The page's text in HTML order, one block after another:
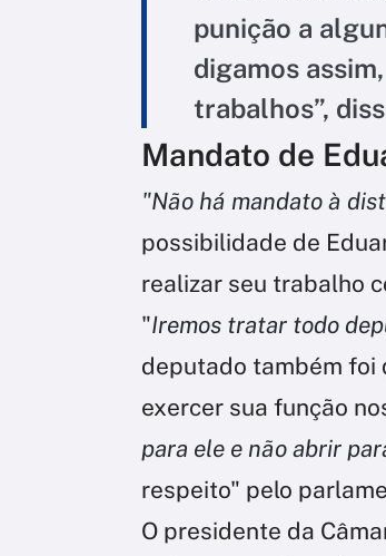
punição a
digamos
trabalhos”,
Mandato de
"Não há mandato à
possibilidade de
realizar seu trabalho
"Iremos tratar todo
deputado também foi
exercer sua função
para ele e não abrir
respeito" pelo
O presidente da